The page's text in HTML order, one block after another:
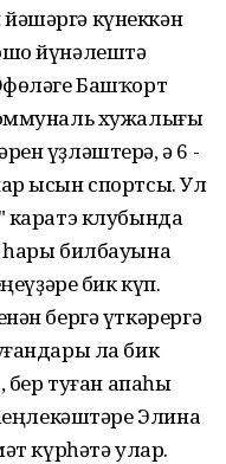
күнеккән
йүнәлештә
Башҡорт
хужалығы
үҙләштерә, ә 6 -
ысын спортсы. Ул
клубында
билбауына
бик күп.
бергә үткәрергә
ла бик
бер туған апаһы
Элина
күрһәтә улар.